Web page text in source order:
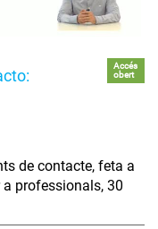
Accés
obert
de contacte, feta a
professionals, 30